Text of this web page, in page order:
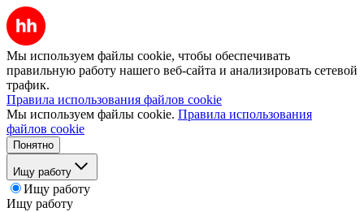
Мы используем файлы cookie, чтобы обеспечивать
правильную работу нашего веб-сайта и анализировать сетевой
трафик.
Правила использования файлов cookie
Мы используем файлы cookie. Правила использования
файлов cookie
Понятно
Ищу работу
Ищу работу
Ищу работу